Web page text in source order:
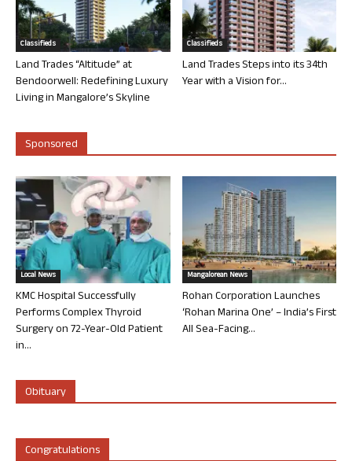
Classifieds
Land Trades “Altitude” at
Bendoorwell: Redefining Luxury
Living in Mangalore’s Skyline
Classifieds
Land Trades Steps into its 34th
Year with a Vision for...
Sponsored
Local News
KMC Hospital Successfully
Performs Complex Thyroid
Surgery on 72-Year-Old Patient
in...
Mangalorean News
Rohan Corporation Launches
‘Rohan Marina One’ – India’s First
All Sea-Facing...
Obituary
Congratulations